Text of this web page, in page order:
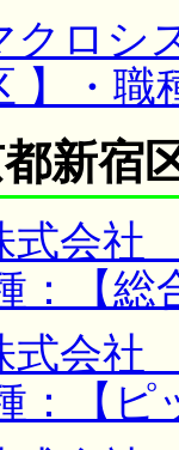
クロ
】・
新宿
式会社
：【
式会社
：【